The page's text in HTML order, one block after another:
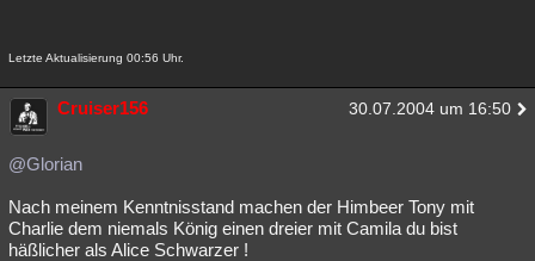
Letzte Aktualisierung 00:56 Uhr.
Cruiser156 30.07.2004 um 16:50
@Glorian
Nach meinem Kenntnisstand machen der Himbeer Tony mit
Charlie dem niemals König einen dreier mit Camila du bist
häßlicher als Alice Schwarzer !